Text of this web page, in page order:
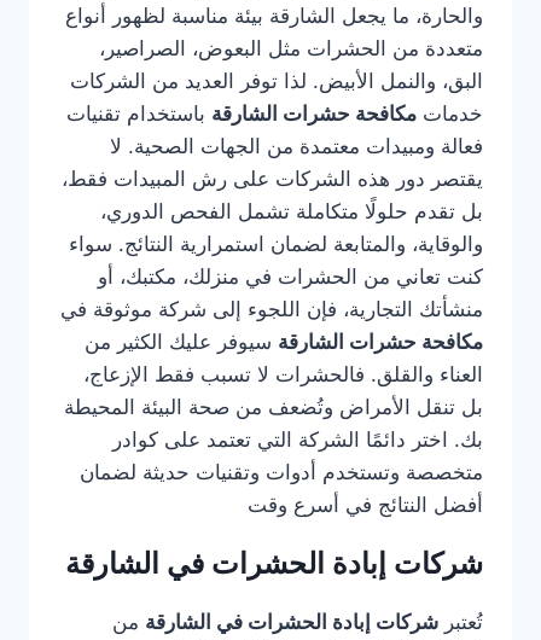
والحارة، ما يجعل الشارقة بيئة مناسبة لظهور أنواع
متعددة من الحشرات مثل البعوض، الصراصير،
البق، والنمل الأبيض. لذا توفر العديد من الشركات
خدمات مكافحة حشرات الشارقة باستخدام تقنيات
فعالة ومبيدات معتمدة من الجهات الصحية. لا
يقتصر دور هذه الشركات على رش المبيدات فقط،
بل تقدم حلولًا متكاملة تشمل الفحص الدوري،
والوقاية، والمتابعة لضمان استمرارية النتائج. سواء
كنت تعاني من الحشرات في منزلك، مكتبك، أو
منشأتك التجارية، فإن اللجوء إلى شركة موثوقة في
مكافحة حشرات الشارقة سيوفر عليك الكثير من
العناء والقلق. فالحشرات لا تسبب فقط الإزعاج،
بل تنقل الأمراض وتُضعف من صحة البيئة المحيطة
بك. اختر دائمًا الشركة التي تعتمد على كوادر
متخصصة وتستخدم أدوات وتقنيات حديثة لضمان
أفضل النتائج في أسرع وقت
شركات إبادة الحشرات في الشارقة
تُعتبر شركات إبادة الحشرات في الشارقة من